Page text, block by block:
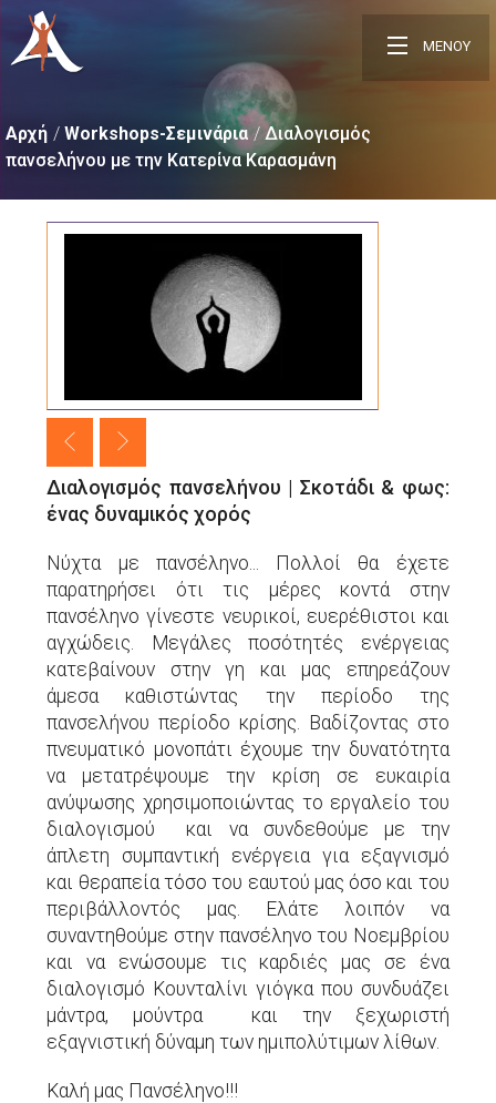
ΜΕΝΟΥ
Αρχή Workshops-Σεμινάρια Διαλογισμός
πανσελήνου με την Κατερίνα Καρασμάνη
Διαλογισμός πανσελήνου | Σκοτάδι & φως:
ένας δυναμικός χορός
Νύχτα με πανσέληνο... Πολλοί θα έχετε
παρατηρήσει ότι τις μέρες κοντά στην
πανσέληνο γίνεστε νευρικοί, ευερέθιστοι και
αγχώδεις. Μεγάλες ποσότητές ενέργειας
κατεβαίνουν στην γη και μας επηρεάζουν
άμεσα καθιστώντας την περίοδο της
πανσελήνου περίοδο κρίσης. Βαδίζοντας στο
πνευματικό μονοπάτι έχουμε την δυνατότητα
να μετατρέψουμε την κρίση σε ευκαιρία
ανύψωσης χρησιμοποιώντας το εργαλείο του
διαλογισμού και να συνδεθούμε με την
άπλετη συμπαντική ενέργεια για εξαγνισμό
και θεραπεία τόσο του εαυτού μας όσο και του
περιβάλλοντός μας. Ελάτε λοιπόν να
συναντηθούμε στην πανσέληνο του Νοεμβρίου
και να ενώσουμε τις καρδιές μας σε ένα
διαλογισμό Κουνταλίνι γιόγκα που συνδυάζει
μάντρα, μούντρα και την ξεχωριστή
εξαγνιστική δύναμη των ημιπολύτιμων λίθων.
Καλή μας Πανσέληνο!!!